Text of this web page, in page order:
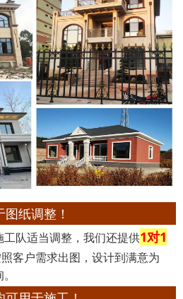
图纸调整！
队适当调整，我们还提供1对1
客户需求出图，设计到满意为